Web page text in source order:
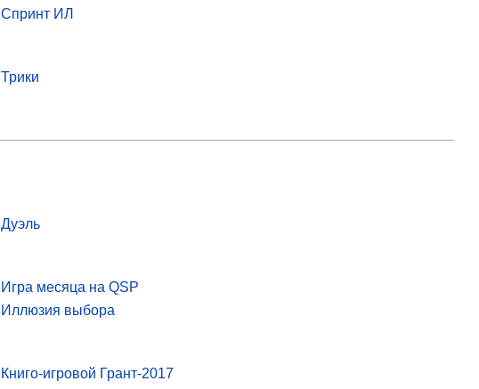
Спринт ИЛ
Трики
Дуэль
Игра месяца на QSP
Иллюзия выбора
Книго-игровой Грант-2017